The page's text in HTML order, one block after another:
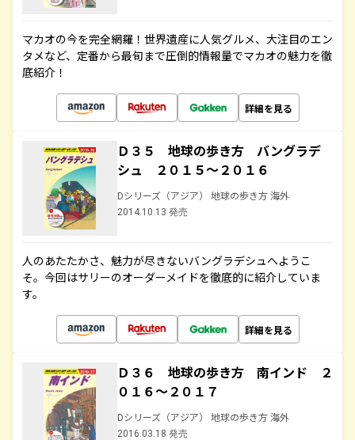
マカオの今を完全網羅！世界遺産に人気グルメ、大注目のエン
タメなど、定番から最旬まで圧倒的情報量でマカオの魅力を徹
底紹介！
詳細を見る
Ｄ３５ 地球の歩き方 バングラデ
シュ ２０１５～２０１６
Dシリーズ（アジア） 地球の歩き方 海外
2014.10.13 発売
人のあたたかさ、魅力が尽きないバングラデシュへようこ
そ。今回はサリーのオーダーメイドを徹底的に紹介していま
す。
詳細を見る
Ｄ３６ 地球の歩き方 南インド ２
０１６～２０１７
Dシリーズ（アジア） 地球の歩き方 海外
2016.03.18 発売